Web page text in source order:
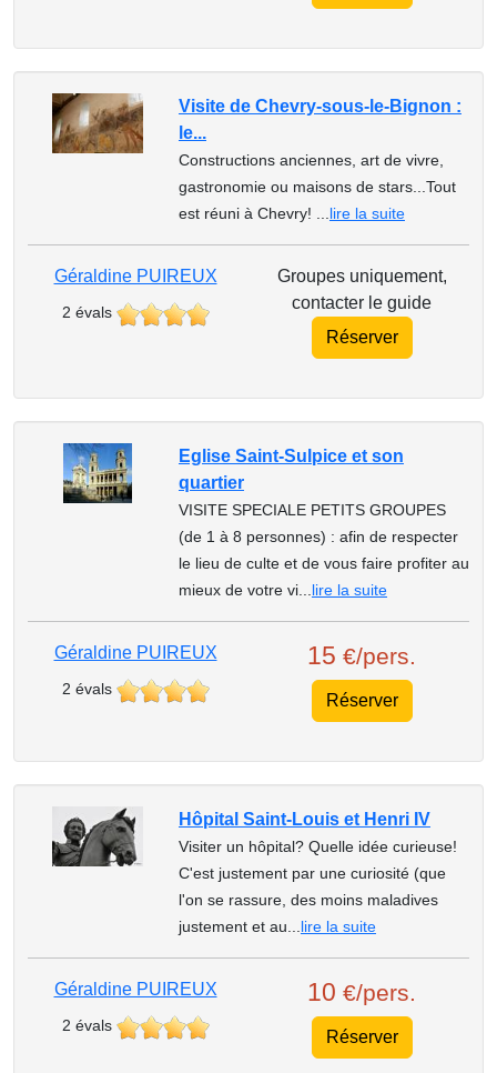
Visite de Chevry-sous-le-Bignon :
le...
Constructions anciennes, art de vivre,
gastronomie ou maisons de stars...Tout
est réuni à Chevry! ...lire la suite
Géraldine PUIREUX
2 évals
Groupes uniquement,
contacter le guide
Réserver
Eglise Saint-Sulpice et son
quartier
VISITE SPECIALE PETITS GROUPES
(de 1 à 8 personnes) : afin de respecter
le lieu de culte et de vous faire profiter au
mieux de votre vi...lire la suite
Géraldine PUIREUX
2 évals
15 €/pers.
Réserver
Hôpital Saint-Louis et Henri IV
Visiter un hôpital? Quelle idée curieuse!
C'est justement par une curiosité (que
l'on se rassure, des moins maladives
justement et au...lire la suite
Géraldine PUIREUX
2 évals
10 €/pers.
Réserver